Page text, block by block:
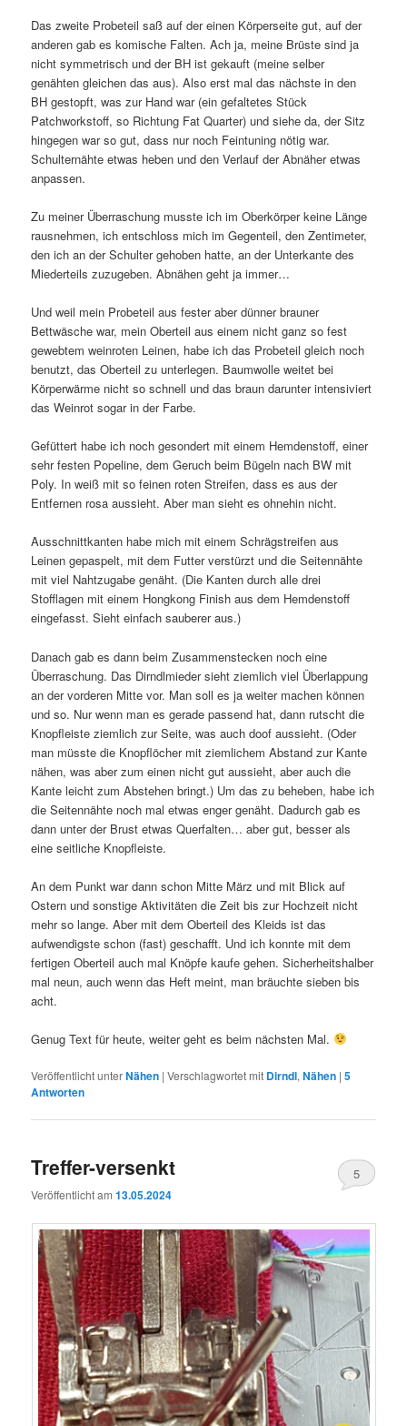
Das zweite Probeteil saß auf der einen Körperseite gut, auf der
anderen gab es komische Falten. Ach ja, meine Brüste sind ja
nicht symmetrisch und der BH ist gekauft (meine selber
genähten gleichen das aus). Also erst mal das nächste in den
BH gestopft, was zur Hand war (ein gefaltetes Stück
Patchworkstoff, so Richtung Fat Quarter) und siehe da, der Sitz
hingegen war so gut, dass nur noch Feintuning nötig war.
Schulternähte etwas heben und den Verlauf der Abnäher etwas
anpassen.
Zu meiner Überraschung musste ich im Oberkörper keine Länge
rausnehmen, ich entschloss mich im Gegenteil, den Zentimeter,
den ich an der Schulter gehoben hatte, an der Unterkante des
Miederteils zuzugeben. Abnähen geht ja immer…
Und weil mein Probeteil aus fester aber dünner brauner
Bettwäsche war, mein Oberteil aus einem nicht ganz so fest
gewebtem weinroten Leinen, habe ich das Probeteil gleich noch
benutzt, das Oberteil zu unterlegen. Baumwolle weitet bei
Körperwärme nicht so schnell und das braun darunter intensiviert
das Weinrot sogar in der Farbe.
Gefüttert habe ich noch gesondert mit einem Hemdenstoff, einer
sehr festen Popeline, dem Geruch beim Bügeln nach BW mit
Poly. In weiß mit so feinen roten Streifen, dass es aus der
Entfernen rosa aussieht. Aber man sieht es ohnehin nicht.
Ausschnittkanten habe mich mit einem Schrägstreifen aus
Leinen gepaspelt, mit dem Futter verstürzt und die Seitennähte
mit viel Nahtzugabe genäht. (Die Kanten durch alle drei
Stofflagen mit einem Hongkong Finish aus dem Hemdenstoff
eingefasst. Sieht einfach sauberer aus.)
Danach gab es dann beim Zusammenstecken noch eine
Überraschung. Das Dirndlmieder sieht ziemlich viel Überlappung
an der vorderen Mitte vor. Man soll es ja weiter machen können
und so. Nur wenn man es gerade passend hat, dann rutscht die
Knopfleiste ziemlich zur Seite, was auch doof aussieht. (Oder
man müsste die Knopflöcher mit ziemlichem Abstand zur Kante
nähen, was aber zum einen nicht gut aussieht, aber auch die
Kante leicht zum Abstehen bringt.) Um das zu beheben, habe ich
die Seitennähte noch mal etwas enger genäht. Dadurch gab es
dann unter der Brust etwas Querfalten… aber gut, besser als
eine seitliche Knopfleiste.
An dem Punkt war dann schon Mitte März und mit Blick auf
Ostern und sonstige Aktivitäten die Zeit bis zur Hochzeit nicht
mehr so lange. Aber mit dem Oberteil des Kleids ist das
aufwendigste schon (fast) geschafft. Und ich konnte mit dem
fertigen Oberteil auch mal Knöpfe kaufe gehen. Sicherheitshalber
mal neun, auch wenn das Heft meint, man bräuchte sieben bis
acht.
Genug Text für heute, weiter geht es beim nächsten Mal.
Veröffentlicht unterNähen |Verschlagwortet mit Dirndl,Nähen |5
Antworten
Treffer-versenkt
Veröffentlicht am13.05.2024
5